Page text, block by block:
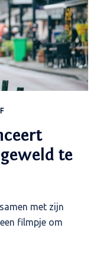
te
met zijn
filmpje om